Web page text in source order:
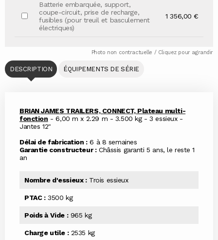
Batterie embarquée, support,
coupe-circuit, prise de recharge,
fusibles (pour treuil et basculement
électriques)
1 356,00 €
Photo non contractuelle / Cliquez pour agrandir
DESCRIPTION ÉQUIPEMENTS DE SÉRIE
BRIAN JAMES TRAILERS, CONNECT, Plateau multi-
fonction - 6,00 m x 2.29 m - 3.500 kg - 3 essieux -
Jantes 12"
Délai de fabrication :6 à 8 semaines
Garantie constructeur :Châssis garanti 5 ans, le reste 1
an
Nombre d'essieux :Trois essieux
PTAC :3500 kg
Poids à Vide :965 kg
Charge utile :2535 kg